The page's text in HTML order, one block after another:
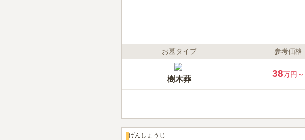
お墓タイプ 参考価格
樹木葬
38万円～
げんしょうじ